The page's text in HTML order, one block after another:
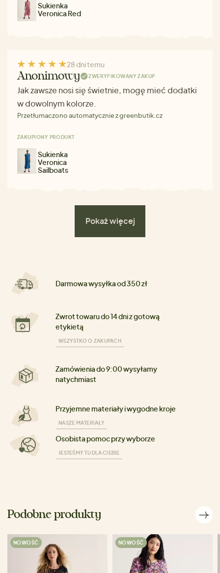
Sukienka
Veronica Red
28 dni temu
Anonimowy ZWERYFIKOWANY ZAKUP
Jak zawsze nosi się świetnie, mogę mieć dodatki
w dowolnym kolorze.
Przetłumaczono automatycznie z greenbutik.cz
ZAKUPIONY PRODUKT
Sukienka
Veronica
Sailboats
Pokaż więcej
Darmowa wysyłka od 350 zł
Zwrot towaru do 14 dni z gotową
etykietą
WSZYSTKO O ZAKUPACH
Zamówienia do 9:00 wysyłamy
natychmiast
Przyjemne materiały i wygodne kroje
NASZE MATERIAŁY
Osobista pomoc przy wyborze
JESTEŚMY TU DLA CIEBIE
Podobne produkty
NOWOŚĆ NOWOŚĆ